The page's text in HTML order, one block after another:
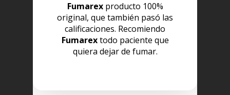
Fumarex producto 100%
original, que también pasó las
calificaciones. Recomiendo
Fumarextodo paciente que
quiera dejar de fumar.